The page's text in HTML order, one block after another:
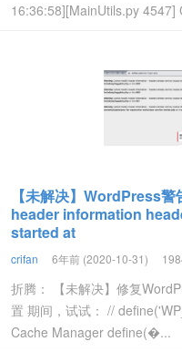
16:36:58][MainUtils.py 4547]
【未解决】WordPress
header information
started at
crifan 6年前 (2020-10-31)
折腾： 【未解决】修复
置 期间，试试： //
Cache Manager define(�...